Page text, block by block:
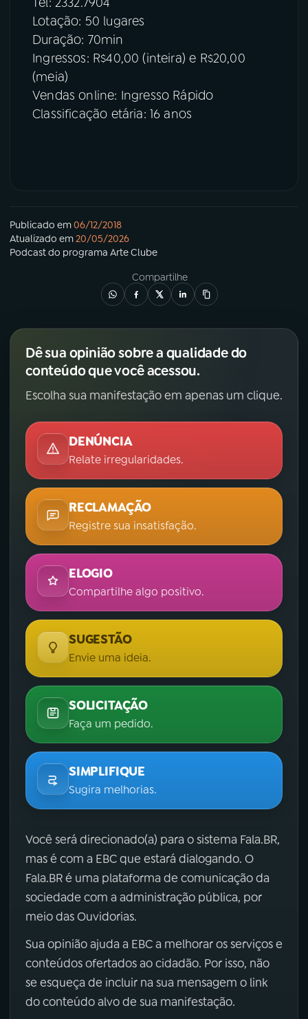
Lotação: 50 lugares
Duração: 70min
Ingressos: R$40,00 (inteira) e R$20,00
(meia)
Vendas online: Ingresso Rápido
Classificação etária: 16 anos
Publicado em06/12/2018
Atualizado em20/05/2026
Podcastdo programa Arte Clube
Compartilhe
Dê sua opinião sobre a qualidade do
conteúdo que você acessou.
Escolha sua manifestação em apenas um clique.
DENÚNCIA
Relate irregularidades.
RECLAMAÇÃO
Registre sua insatisfação.
ELOGIO
Compartilhe algo positivo.
SUGESTÃO
Envie uma ideia.
SOLICITAÇÃO
Faça um pedido.
SIMPLIFIQUE
Sugira melhorias.
Você será direcionado(a) para o sistema Fala.BR,
mas é com a EBC que estará dialogando. O
Fala.BR é uma plataforma de comunicação da
sociedade com a administração pública, por
meio das Ouvidorias.
Sua opinião ajuda a EBC a melhorar os serviços e
conteúdos ofertados ao cidadão. Por isso, não
se esqueça de incluir na sua mensagem o link
do conteúdo alvo de sua manifestação.